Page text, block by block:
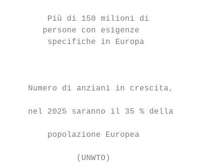
Più di 150 milioni di
persone con esigenze
specifiche in Europa
    Numero di anziani in crescita,
    nel 2025 saranno il 35 % della
        popolazione Europea
              (UNWTO)